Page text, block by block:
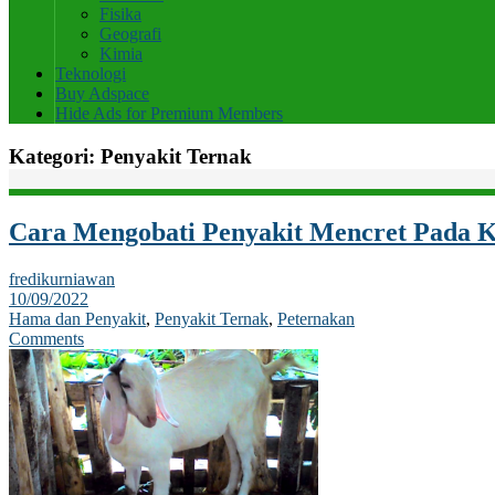
Fisika
Geografi
Kimia
Teknologi
Buy Adspace
Hide Ads for Premium Members
Kategori: Penyakit Ternak
Cara Mengobati Penyakit Mencret Pada
fredikurniawan
10/09/2022
Hama dan Penyakit, Penyakit Ternak, Peternakan
Comments